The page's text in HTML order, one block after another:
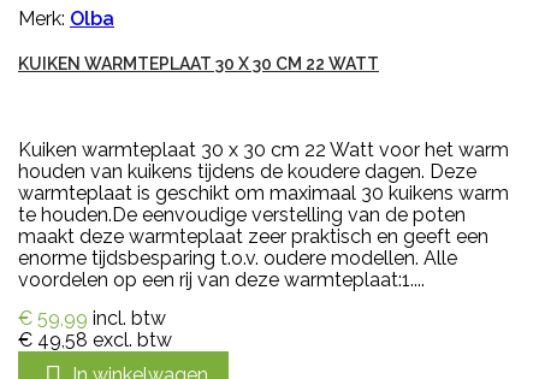
Merk: Olba
KUIKEN WARMTEPLAAT 30 X 30 CM 22 WATT
Kuiken warmteplaat 30 x 30 cm 22 Watt voor het warm
houden van kuikens tijdens de koudere dagen. Deze
warmteplaat is geschikt om maximaal 30 kuikens warm
te houden.De eenvoudige verstelling van de poten
maakt deze warmteplaat zeer praktisch en geeft een
enorme tijdsbesparing t.o.v. oudere modellen. Alle
voordelen op een rij van deze warmteplaat:1....
€ 59,99 incl. btw
€ 49,58 excl. btw